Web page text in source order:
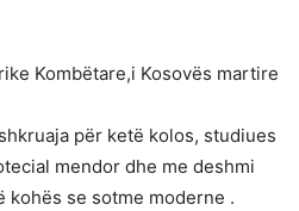
Kombëtare,i Kosovës martire
për ketë kolos, studiues
mendor dhe me deshmi
kohës se sotme moderne .